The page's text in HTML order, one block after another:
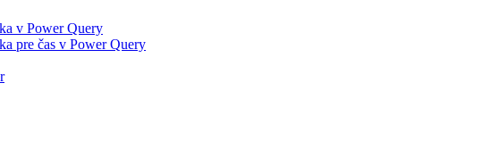
v Power Query
pre čas v Power Query